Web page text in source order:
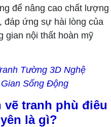
để nâng cao chất lượng
đáp ứng sự hài lòng của
gian nội thất hoàn mỹ
Tường 3D Nghệ
Sống Động
tranh phù điêu
là gì?